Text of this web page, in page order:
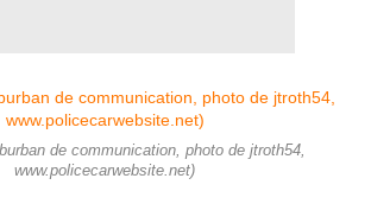
de communication, photo de jtroth54,
www.policecarwebsite.net)